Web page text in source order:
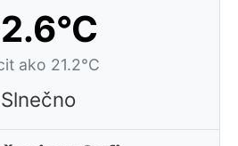
ako 21.2°C
Slnečno